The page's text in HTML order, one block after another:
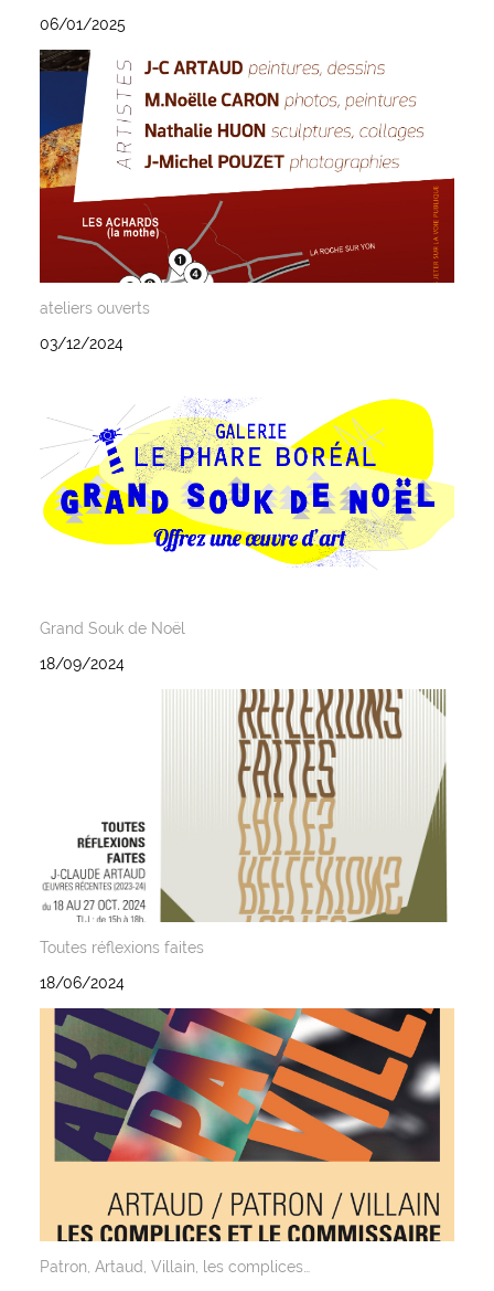
06/01/2025
ateliers ouverts
03/12/2024
Grand Souk de Noël
18/09/2024
Toutes réflexions faites
18/06/2024
Patron, Artaud, Villain, les complices…